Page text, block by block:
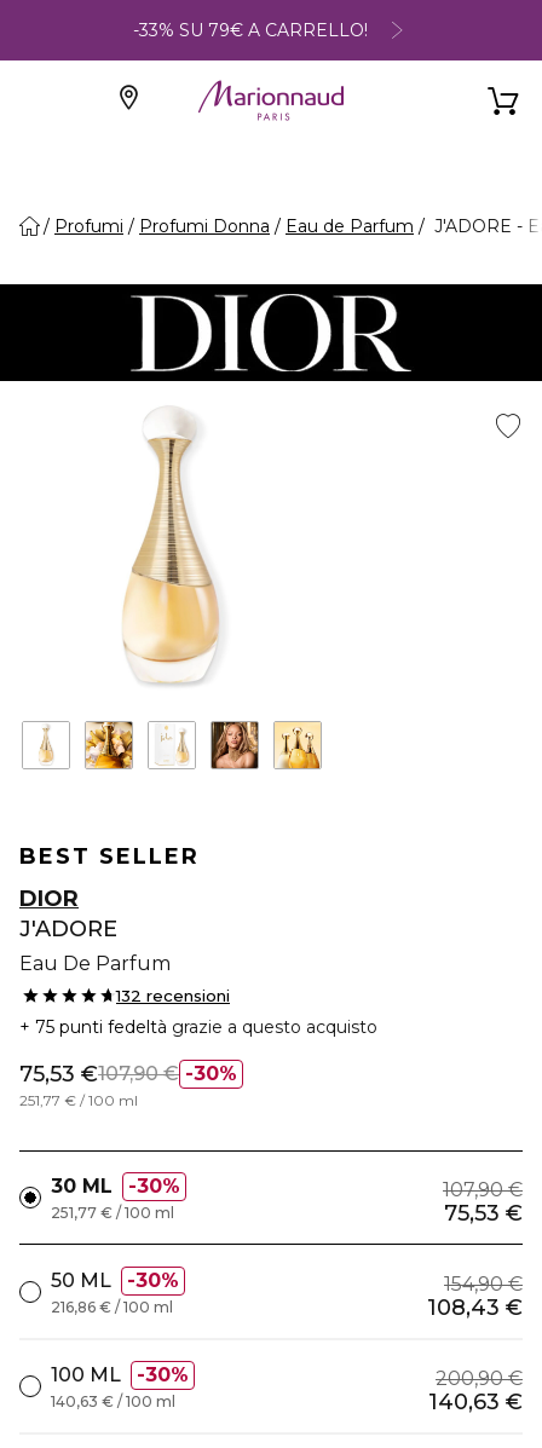
-33% SU 79€ A CARRELLO!
Profumi Profumi Donna Eau de Parfum J'ADORE -
BEST SELLER
DIOR
J'ADORE
Eau De Parfum
132 recensioni
75 punti fedeltà grazie a questo acquisto
30%
75,53 €107,90 €
251,77 € / 100 ml
30 ML 30% 107,90 €
75,53 €
251,77 € / 100 ml
50 ML 30% 154,90 €
108,43 €
216,86 € / 100 ml
100 ML 30% 200,90 €
140,63 €
140,63 € / 100 ml